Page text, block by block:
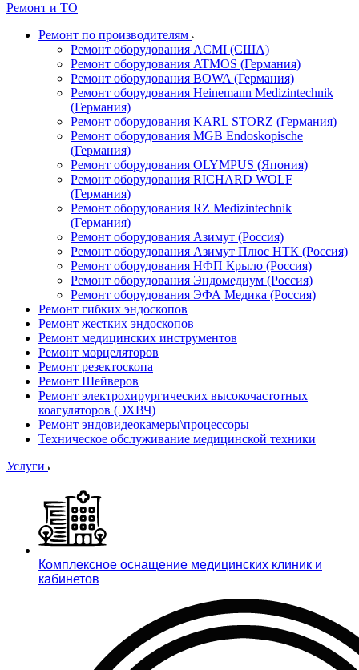
Ремонт и ТО
Ремонт по производителям
Ремонт оборудования ACMI (США)
Ремонт оборудования ATMOS (Германия)
Ремонт оборудования BOWA (Германия)
Ремонт оборудования Heinemann Medizintechnik
(Германия)
Ремонт оборудования KARL STORZ (Германия)
Ремонт оборудования MGB Endoskopische
(Германия)
Ремонт оборудования OLYMPUS (Япония)
Ремонт оборудования RICHARD WOLF
(Германия)
Ремонт оборудования RZ Medizintechnik
(Германия)
Ремонт оборудования Азимут (Россия)
Ремонт оборудования Азимут Плюс НТК (Россия)
Ремонт оборудования НФП Крыло (Россия)
Ремонт оборудования Эндомедиум (Россия)
Ремонт оборудования ЭФА Медика (Россия)
Ремонт гибких эндоскопов
Ремонт жестких эндоскопов
Ремонт медицинских инструментов
Ремонт морцеляторов
Ремонт резектоскопа
Ремонт Шейверов
Ремонт электрохирургических высокочастотных
коагуляторов (ЭХВЧ)
Ремонт эндовидеокамеры\процессоры
Техническое обслуживание медицинской техники
Услуги
Комплексное оснащение медицинских клиник и
кабинетов